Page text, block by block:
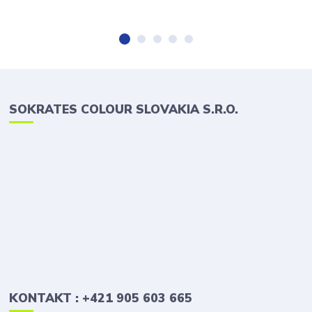
SOKRATES COLOUR SLOVAKIA S.R.O.
KONTAKT : +421 905 603 665